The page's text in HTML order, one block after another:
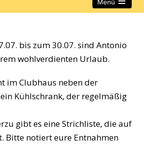
Menü
bis zum 30.07. sind Antonio
wohlverdienten Urlaub.
im Clubhaus neben der
Kühlschrank, der regelmäßig
gibt es eine Strichliste, die auf
Bitte notiert eure Entnahmen